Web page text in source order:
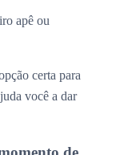
apê ou
certa para
você a dar